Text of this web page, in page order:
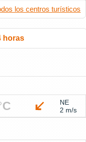
los centros turísticos
horas
C
NE
2 m/s